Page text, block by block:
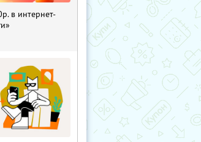
в интернет-